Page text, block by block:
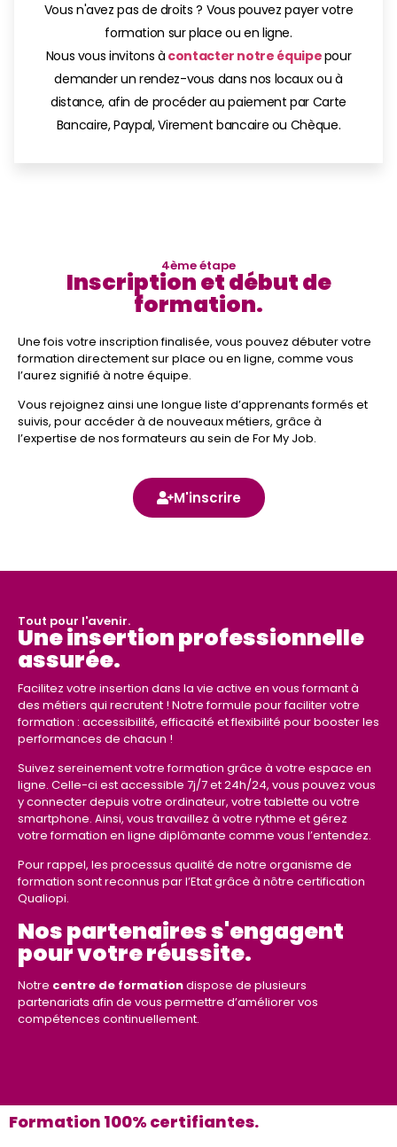
Vous n'avez pas de droits ? Vous pouvez payer votre
formation sur place ou en ligne.
Nous vous invitons à contacter notre équipepour
demander un rendez-vous dans nos locaux ou à
distance, afin de procéder au paiement par Carte
Bancaire, Paypal, Virement bancaire ou Chèque.
4ème étape
Inscription et début de
formation.
Une fois votre inscription finalisée, vous pouvez débuter votre
formation directement sur place ou en ligne, comme vous
l’aurez signifié à notre équipe.
Vous rejoignez ainsi une longue liste d’apprenants formés et
suivis, pour accéder à de nouveaux métiers, grâce à
l’expertise de nos formateurs au sein de For My Job.
M'inscrire
Tout pour l'avenir.
Une insertion professionnelle
assurée.
Facilitez votre insertion dans la vie active en vous formant à
des métiers qui recrutent ! Notre formule pour faciliter votre
formation : accessibilité, efficacité et flexibilité pour booster les
performances de chacun !
Suivez sereinement votre formation grâce à votre espace en
ligne. Celle-ci est accessible 7j/7 et 24h/24, vous pouvez vous
y connecter depuis votre ordinateur, votre tablette ou votre
smartphone. Ainsi, vous travaillez à votre rythme et gérez
votre formation en ligne diplômante comme vous l’entendez.
Pour rappel, les processus qualité de notre organisme de
formation sont reconnus par l’Etat grâce à nôtre certification
Qualiopi.
Nos partenaires s'engagent
pour votre réussite.
Notre centre de formationdispose de plusieurs
partenariats afin de vous permettre d’améliorer vos
compétences continuellement.
Formation 100% certifiantes.